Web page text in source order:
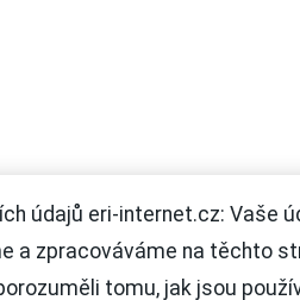
údajů eri-internet.cz: Vaše
a zpracováváme na těchto
tomu, jak jsou